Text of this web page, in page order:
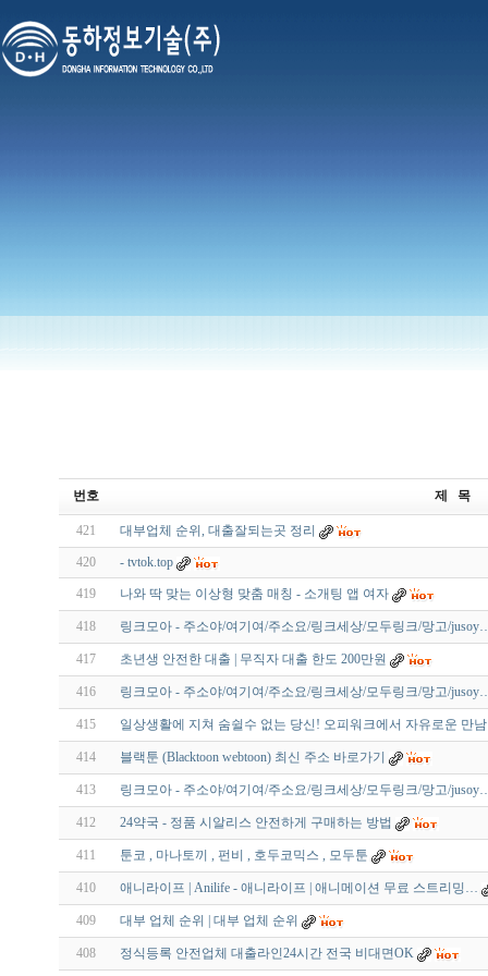
번호 제 목
421 대부업체 순위, 대출잘되는곳 정리
420 - tvtok.top
419 나와 딱 맞는 이상형 맞춤 매칭 - 소개팅 앱 여자
418 링크모아 - 주소야/여기여/주소요/링크세상/모두링크/망고/
417 초년생 안전한 대출 | 무직자 대출 한도 200만원
416 링크모아 - 주소야/여기여/주소요/링크세상/모두링크/망고/
415 일상생활에 지쳐 숨쉴수 없는 당신! 오피워크에서 자유로운 만
414 블랙툰 (Blacktoon webtoon) 최신 주소 바로가기
413 링크모아 - 주소야/여기여/주소요/링크세상/모두링크/망고/
412 24약국 - 정품 시알리스 안전하게 구매하는 방법
411 툰코 , 마나토끼 , 펀비 , 호두코믹스 , 모두툰
410 애니라이프 | Anilife - 애니라이프 | 애니메이션 무료 스트리밍…
409 대부 업체 순위 | 대부 업체 순위
408 정식등록 안전업체 대출라인24시간 전국 비대면OK